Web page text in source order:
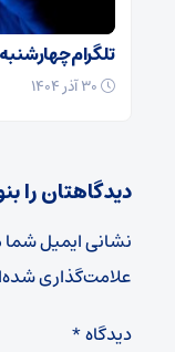
تلگرام
دیدگاهتان را
نشانی ایمیل
علامت‌گذاری
دیدگاه*